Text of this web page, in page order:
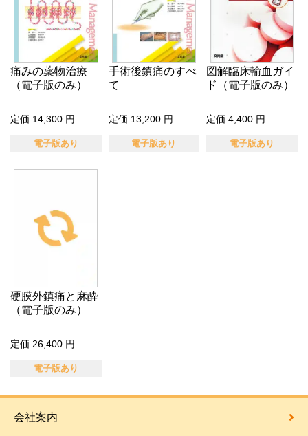
痛みの薬物治療
（電子版のみ）
定価 14,300 円
電子版あり
手術後鎮痛のすべ
て
定価 13,200 円
電子版あり
図解臨床輸血ガイ
ド（電子版のみ）
定価 4,400 円
電子版あり
硬膜外鎮痛と麻酔
（電子版のみ）
定価 26,400 円
電子版あり
会社案内